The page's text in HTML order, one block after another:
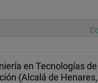
en Tecnologías
(Alcalá de Henares,